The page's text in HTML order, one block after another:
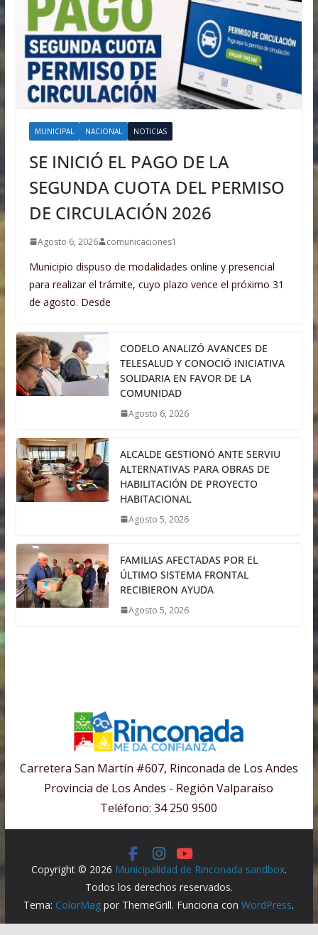
MUNICIPAL NACIONAL NOTICIAS
SE INICIÓ EL PAGO DE LA
SEGUNDA CUOTA DEL PERMISO
DE CIRCULACIÓN 2026
Agosto 6, 2026 comunicaciones1
Municipio dispuso de modalidades online y presencial
para realizar el trámite, cuyo plazo vence el próximo 31
de agosto. Desde
CODELO ANALIZÓ AVANCES DE
TELESALUD Y CONOCIÓ INICIATIVA
SOLIDARIA EN FAVOR DE LA
COMUNIDAD
Agosto 6, 2026
ALCALDE GESTIONÓ ANTE SERVIU
ALTERNATIVAS PARA OBRAS DE
HABILITACIÓN DE PROYECTO
HABITACIONAL
Agosto 5, 2026
FAMILIAS AFECTADAS POR EL
ÚLTIMO SISTEMA FRONTAL
RECIBIERON AYUDA
Agosto 5, 2026
Carretera San Martín #607, Rinconada de Los Andes
Provincia de Los Andes - Región Valparaíso
Teléfono: 34 250 9500
Copyright © 2026 Municipalidad de Rinconada sandbox.
Todos los derechos reservados.
Tema: ColorMag por ThemeGrill. Funciona conWordPress.